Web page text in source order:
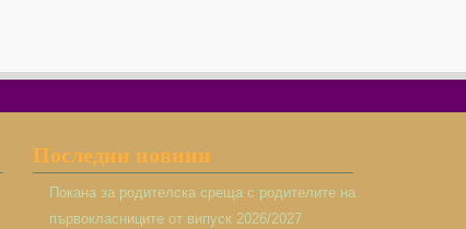
Последни новини
Покана за родителска среща с родителите на
първокласниците от випуск 2026/2027